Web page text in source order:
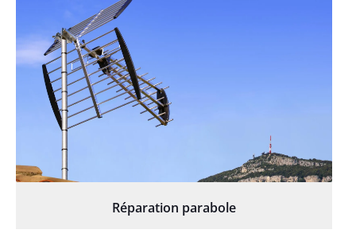
Réparation parabole